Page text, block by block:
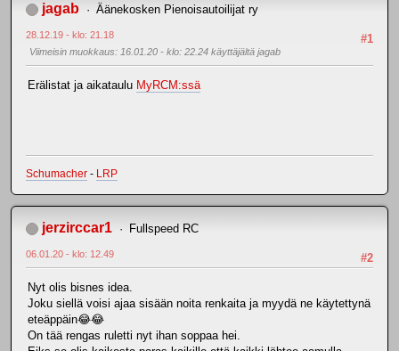
jagab Äänekosken Pienoisautoilijat ry
#1
28.12.19 - klo: 21.18
Viimeisin muokkaus: 16.01.20 - klo: 22.24 käyttäjältä jagab
Erälistat ja aikataulu MyRCM:ssä
Schumacher - LRP
jerzirccar1 Fullspeed RC
#2
06.01.20 - klo: 12.49
Nyt olis bisnes idea.
Joku siellä voisi ajaa sisään noita renkaita ja myydä ne käytettynä
eteäppäin😂😂
On tää rengas ruletti nyt ihan soppaa hei.